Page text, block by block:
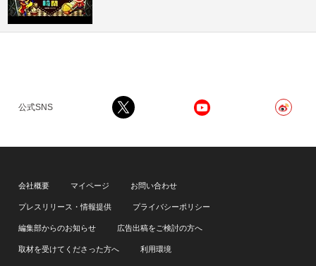
公式SNS
会社概要 マイページ お問い合わせ
プレスリリース・情報提供 プライバシーポリシー
編集部からのお知らせ 広告出稿をご検討の方へ
取材を受けてくださった方へ 利用環境